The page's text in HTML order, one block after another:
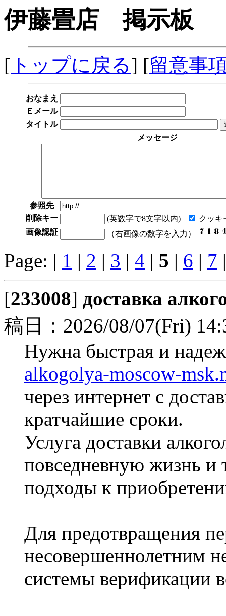
伊藤畳店 掲示板
[ トップに戻る] [留意事
おなまえ
Ｅメール
タイトル
メッセージ
参照先
削除キー
(英数字で8文字以内)
クッキ
画像認証
（右画像の数字を入力）
Page: | 1 | 2 | 3 | 4 | 5 | 6 | 7
[233008] доставка
稿日：2026/08/07(Fri)
Нужна быстрая и
alkogolya-moscow-
через интернет с
кратчайшие сроки.
Услуга доставки
повседневную жизнь и
подходы к
Для предотвращения
несовершеннолетним
системы верификации